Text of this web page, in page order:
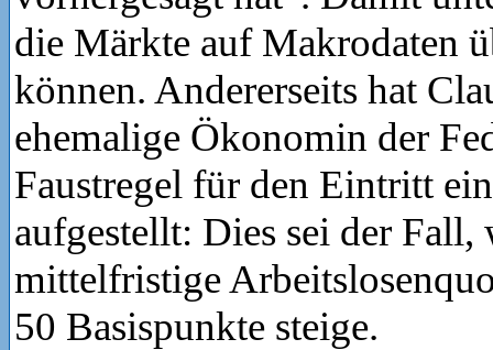
die Märkte auf Makrodaten
können. Andererseits hat
ehemalige Ökonomin der
Faustregel für den Eintritt
aufgestellt: Dies sei der Fall,
mittelfristige
50 Basispunkte steige.